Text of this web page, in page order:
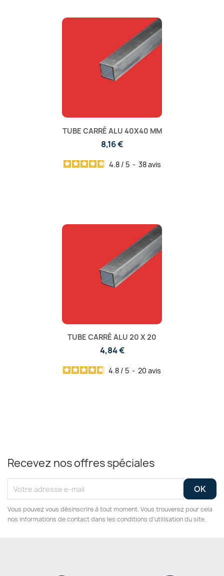
TUBE CARRÉ ALU 40X40 MM
8,16 €
4.8 / 5 - 38avis
TUBE CARRÉ ALU 20 X 20
4,84 €
4.8 / 5 - 20 avis
Recevez nos offres spéciales
Vous pouvez vous désinscrire à tout moment. Vous trouverez pour cela
nos informations de contact dans les conditions d'utilisation du site.